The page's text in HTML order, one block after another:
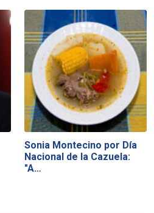
Sonia Montecino por Día
Nacional de la Cazuela:
"A…